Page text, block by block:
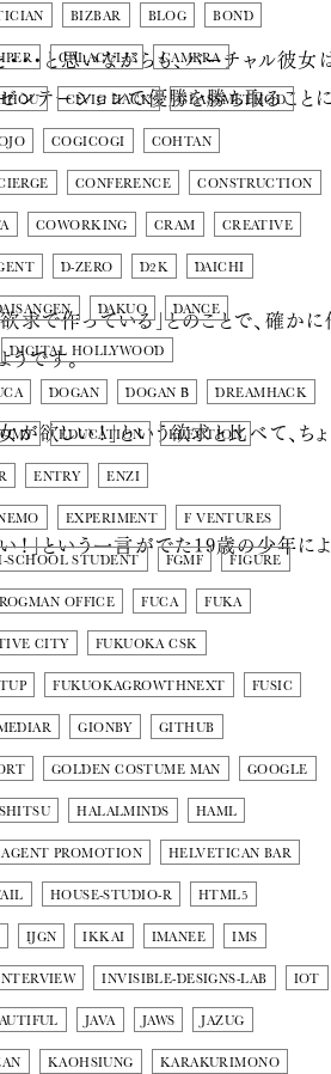
BIZBAR BLOG BOND
CALACULU CAMERA
CIVIC HACK CLASSMETHOD
COGICOGI COHTAN
CONFERENCE CONSTRUCTION
COWORKING CRAM CREATIVE
D-ZERO D2K DAICHI
DAKUO DANCE
DIGITAL HOLLYWOOD
DOGAN DOGAN Β DREAMHACK
EDUCATION ELECTION
ENTRY ENZI
EXPERIMENT F VENTURES
SCHOOL STUDENT FGMF FIGURE
OFFICE FUCA FUKA
CITY FUKUOKA CSK
FUKUOKAGROWTHNEXT FUSIC
GIONBY GITHUB
GOLDEN COSTUME MAN GOOGLE
HALALMINDS HAML
PROMOTION HELVETICAN BAR
HOUSE-STUDIO-R HTML5
IJGN IKKAI IMANEE IMS
INVISIBLE-DESIGNS-LAB IOT
JAVA JAWS JAZUG
KAOHSIUNG KARAKURIMONO
・・と思いながらも、バーチャル彼女
ンテーションで優勝を勝ち取ること
求で作っている」とのことで、確か
うです。
欲しい！」という欲求と比べて、ち
！」という一言がでた19歳の少年に